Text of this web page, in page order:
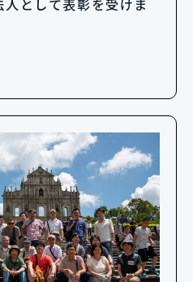
として表彰を受けま